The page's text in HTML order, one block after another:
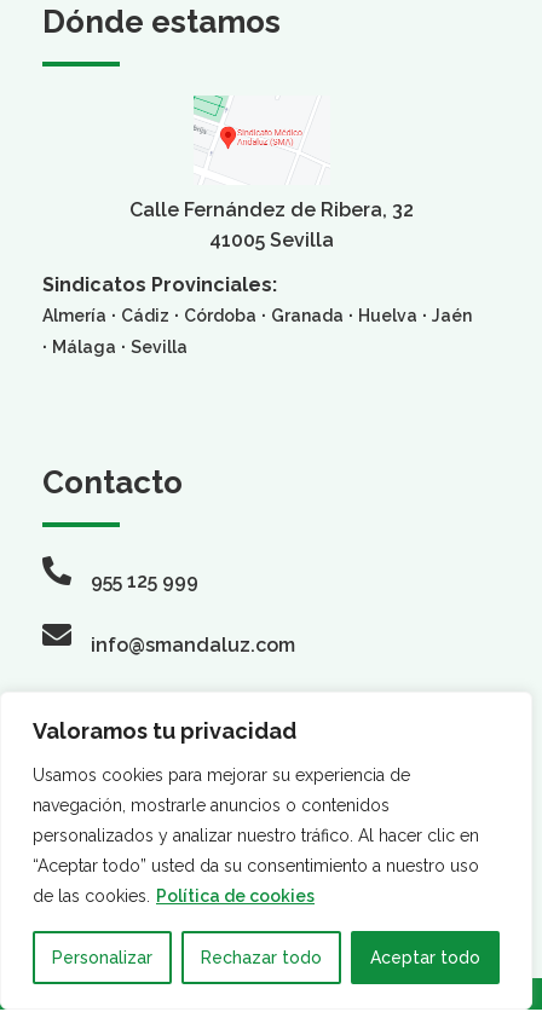
Valoramos tu privacidad
Usamos cookies para mejorar su experiencia de
navegación, mostrarle anuncios o contenidos
personalizados y analizar nuestro tráfico. Al hacer clic en
“Aceptar todo” usted da su consentimiento a nuestro uso
de las cookies.
Política de cookies
Personalizar Rechazar todo Aceptar todo
Dónde estamos
Calle Fernández de Ribera, 32
41005 Sevilla
Sindicatos Provinciales:
Almería · Cádiz · Córdoba · Granada · Huelva · Jaén
· Málaga · Sevilla
Contacto
955 125 999
info@smandaluz.com
Síguenos